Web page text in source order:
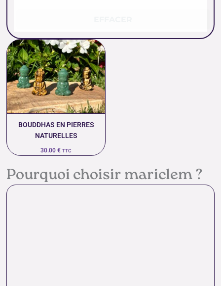
BOUDDHAS EN PIERRES
NATURELLES
30.00€ TTC
Pourquoi choisir mariclem ?